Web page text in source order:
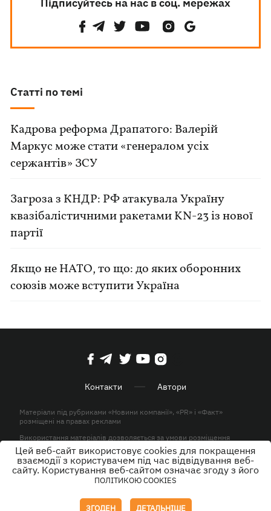
Статті по темі
Кадрова реформа Драпатого: Валерій
Маркус може стати «генералом усіх
сержантів» ЗСУ
Загроза з КНДР: РФ атакувала Україну
квазібалістичними ракетами KN-23 із нової
партії
Якщо не НАТО, то що: до яких оборонних
союзів може вступити Україна
Контакти Автори
Матеріали під рубриками «Новини компанії», «PR» і «Факт»
розміщені на правах реклами
Використання матеріалів дозволяється за умови розміщення
активного гіперпосилання на KP.UA в першому абзаці.
© ТОВ «ЮЛАВ МЕДІА» 2026. Всі права захищені.
Цей веб-сайт використовує cookies для покращення
взаємодії з користувачем під час відвідування веб-
сайту. Користування веб-сайтом означає згоду з його
ПОЛІТИКОЮ COOKIES
ЗГОДЕН ДЕТАЛЬНІШЕ